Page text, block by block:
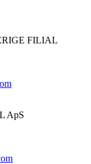
FILIAL
ApS